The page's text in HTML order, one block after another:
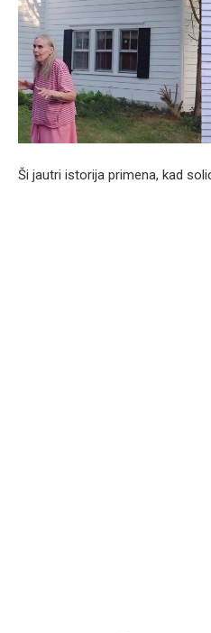
Ši jautri istorija primena, kad